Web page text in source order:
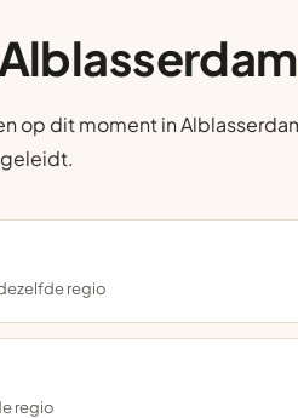
op dit moment in
regio
regio